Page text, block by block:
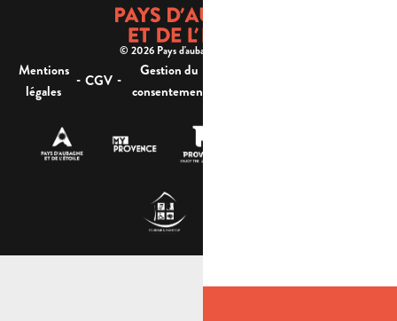
© 2026 Pays d'aubagne et de l'étoile -
Mentions
légales
- CGV -
Gestion du
consentement